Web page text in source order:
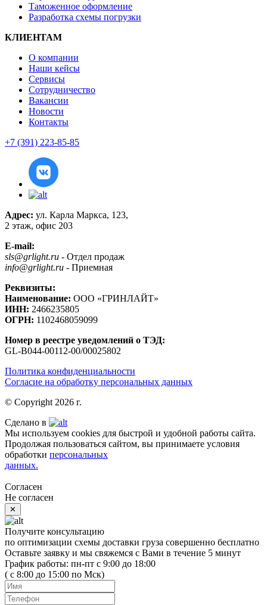
Таможенное оформление
Разработка схемы погрузки
КЛИЕНТАМ
О компании
Наши кейсы
Сервисы
Сотрудничество
Вакансии
Новости
Контакты
+7 (391) 223-85-85
Адрес: ул. Карла Маркса, 123,
2 этаж, офис 203
E-mail:
sls@grlight.ru - Отдел продаж
info@grlight.ru - Приемная
Реквизиты:
Наименование: ООО «ГРИНЛАЙТ»
ИНН: 2466235805
ОГРН: 1102468059099
Номер в реестре уведомлений о ТЭД:
GL-B044-00112-00/00025802
Политика конфиденциальности
Согласие на обработку персональных данных
© Copyright 2026 г.
Сделано в
Мы используем cookies для быстрой и удобной работы сайта.
Продолжая пользоваться сайтом, вы принимаете условия
обработки персональных
данных.
Согласен
Не согласен
✕
Получите консультацию
по оптимизации схемы доставки груза совершенно бесплатно
Оставьте заявку и мы свяжемся с Вами в течение 5 минут
График работы: пн-пт с 9:00 до 18:00
( с 8:00 до 15:00 по Мск)